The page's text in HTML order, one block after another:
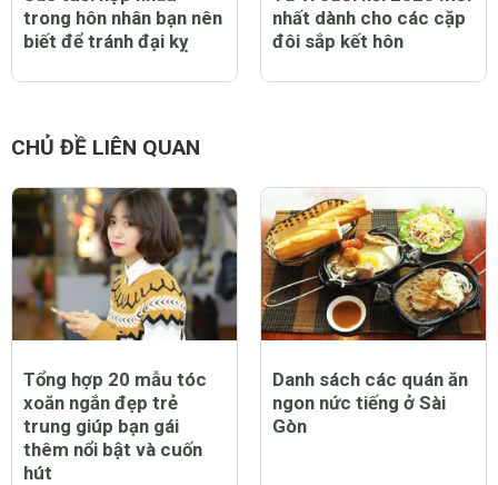
trong hôn nhân bạn nên
biết để tránh đại kỵ
nhất dành cho các cặp
đôi sắp kết hôn
CHỦ ĐỀ LIÊN QUAN
Tổng hợp 20 mẫu tóc
xoăn ngắn đẹp trẻ
trung giúp bạn gái
thêm nổi bật và cuốn
hút
Danh sách các quán ăn
ngon nức tiếng ở Sài
Gòn